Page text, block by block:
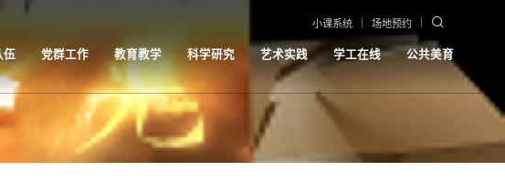
小课系统 场地预约
伍 党群工作 教育教学 科学研究 艺术实践 学工在线 公共美育